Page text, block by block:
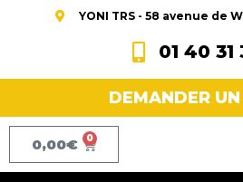
YONI TRS - 58 avenue de
01 40 31
DEMANDER
0,00€ 0